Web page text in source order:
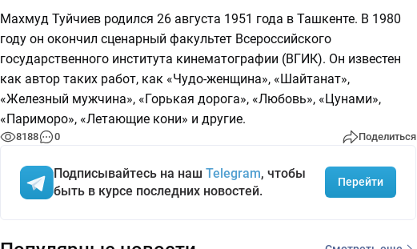
Махмуд Туйчиев родился 26 августа 1951 года в Ташкенте. В 1980
году он окончил сценарный факультет Всероссийского
государственного института кинематографии (ВГИК). Он известен
как автор таких работ, как «Чудо-женщина», «Шайтанат»,
«Железный мужчина», «Горькая дорога», «Любовь», «Цунами»,
«Париморо», «Летающие кони» и другие.
8188 0 Поделиться
Подписывайтесь на наш Telegram, чтобы
быть в курсе последних новостей.
Перейти